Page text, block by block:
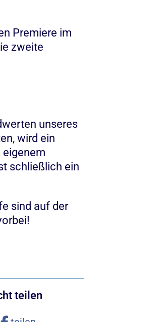
Premiere im
zweite
unseres
wird ein
eigenem
schließlich ein
sind auf der
teilen